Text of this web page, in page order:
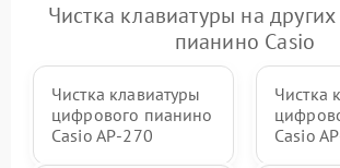
Чистка клавиатуры на
пианино Casio
Чистка клавиатуры
цифрового пианино
Casio AP-270
Чистка
Casio